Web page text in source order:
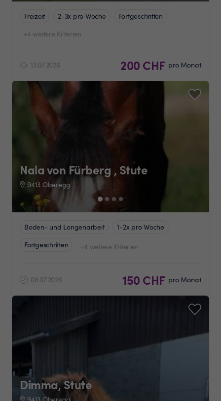
Freizeit 2-3x pro Woche
Fortgeschritten
+4 weitere Kriterien
13.07.2026 200 CHF pro Monat
Nala von Fürberg , Stute
9413 Oberegg
Boden- und Longenarbeit
1-2x pro Woche
Fortgeschritten
+4 weitere Kriterien
08.07.2026 150 CHF pro Monat
Dimma, Stute
9413 Oberegg